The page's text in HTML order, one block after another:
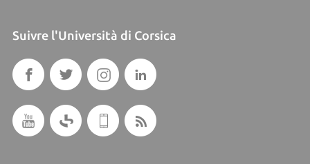
Suivre l'Università di Corsica